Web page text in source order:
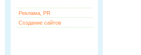
Реклама, PR
Создание сайтов